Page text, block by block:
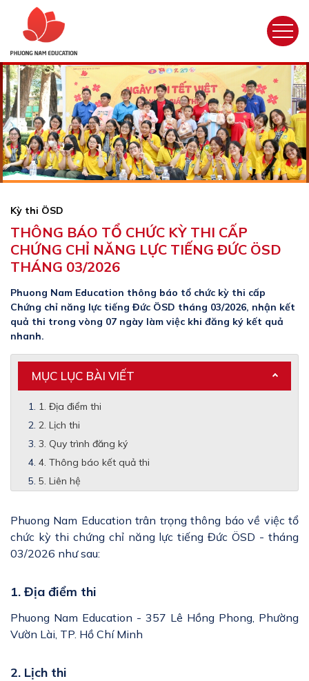
Kỳ thi ÖSD
THÔNG BÁO TỔ CHỨC KỲ THI CẤP
CHỨNG CHỈ NĂNG LỰC TIẾNG ĐỨC ÖSD
THÁNG 03/2026
Phuong Nam Education thông báo tổ chức kỳ thi cấp
Chứng chỉ năng lực tiếng Đức ÖSD tháng 03/2026, nhận kết
quả thi trong vòng 07 ngày làm việc khi đăng ký kết quả
nhanh.
MỤC LỤC BÀI VIẾT
1. Địa điểm thi
2. Lịch thi
3. Quy trình đăng ký
4. Thông báo kết quả thi
5. Liên hệ
Phuong Nam Education trân trọng thông báo về việc tổ
chức kỳ thi chứng chỉ năng lực tiếng Đức ÖSD - tháng
03/2026 như sau:
1. Địa điểm thi
Phuong Nam Education - 357 Lê Hồng Phong, Phường
Vườn Lài, TP. Hồ Chí Minh
2. Lịch thi